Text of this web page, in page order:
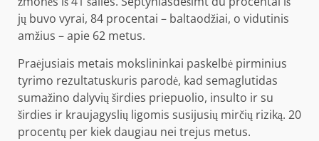
jų buvo vyrai, 84 procentai – baltaodžiai, o vidutinis
amžius – apie 62 metus.
Praėjusiais metais mokslininkai paskelbė pirminius
tyrimo rezultatuskuris parodė, kad semaglutidas
sumažino dalyvių širdies priepuolio, insulto ir su
širdies ir kraujagyslių ligomis susijusių mirčių riziką. 20
procentų per kiek daugiau nei trejus metus.